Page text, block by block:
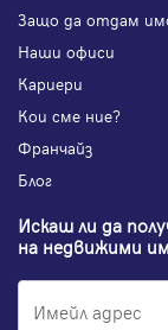
Защо да отдам
Наши офиси
Кариери
Кои сме ние?
Франчайз
Блог
Искаш ли да
на недвижими